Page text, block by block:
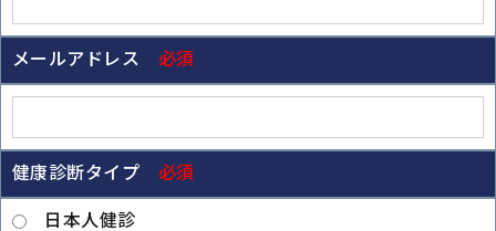
メールアドレス 必須
健康診断タイプ 必須
日本人健診